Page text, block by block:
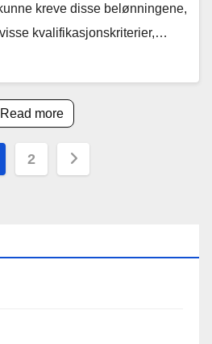
kreve disse belønningene,
kvalifikasjonskriterier,…
Read more
2